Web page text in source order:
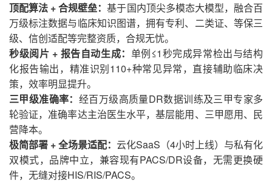
顶配算法 + 合规壁垒：基于国内顶尖多模态大模型，融合百
万级标注数据与临床知识图谱，拥有专利、二类证、等保三
级、信创适配等完整资质，合规无忧。
秒级阅片 + 报告自动生成： 单例≤1秒完成异常检出与结构
化报告输出，精准识别110+种常见异常，直接辅助临床决
策，效率明显提升。
三甲级准确率： 经百万级高质量DR数据训练及三甲专家多
轮验证，准确率达主治医生水平，基层能用、三甲愿用、民
营降本。
极简部署 + 全场景适配： 云化SaaS（4小时上线）与私有化
双模式，品牌中立，兼容现有PACS/DR设备，无需更换硬
件，无缝对接HIS/RIS/PACS。